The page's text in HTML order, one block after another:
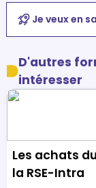
Je veux en
D'autres
intéresser
Les achats
la RSE-Intra